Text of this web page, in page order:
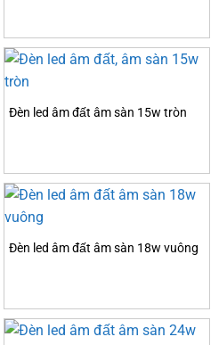
Đèn led âm đất âm sàn 15w tròn
Đèn led âm đất âm sàn 18w vuông